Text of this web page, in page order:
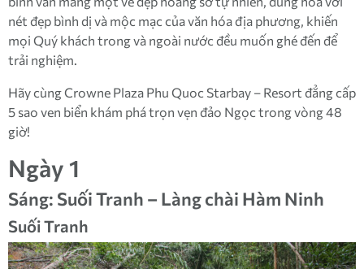
nét đẹp bình dị và mộc mạc của văn hóa địa phương, khiến
mọi Quý khách trong và ngoài nước đều muốn ghé đến để
trải nghiệm.
Hãy cùng Crowne Plaza Phu Quoc Starbay – Resort đẳng cấp
5 sao ven biển khám phá trọn vẹn đảo Ngọc trong vòng 48
giờ!
Ngày 1
Sáng: Suối Tranh – Làng chài Hàm Ninh
Suối Tranh